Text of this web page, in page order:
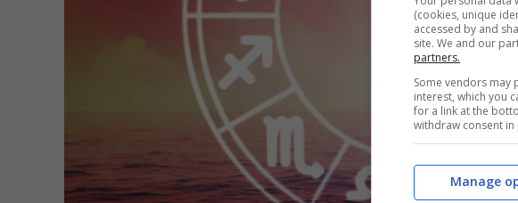
(cookies, unique
accessed by and
site. We and our
partners.
Some vendors may
interest, which you
for a link at the
withdraw consent
Manage